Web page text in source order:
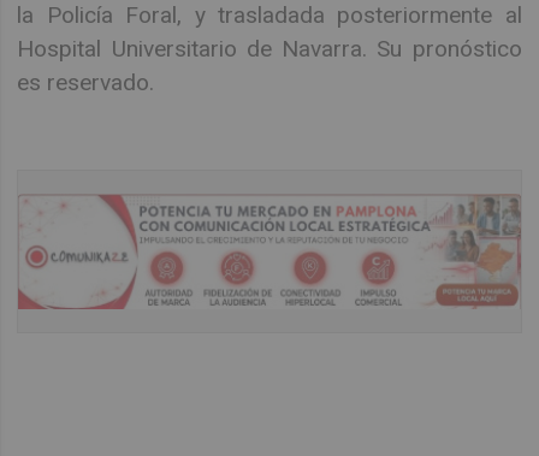
la Policía Foral, y trasladada posteriormente al
Hospital Universitario de Navarra. Su pronóstico
es reservado.